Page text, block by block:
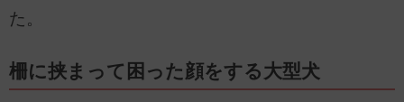
た。
柵に挟まって困った顔をする大型犬